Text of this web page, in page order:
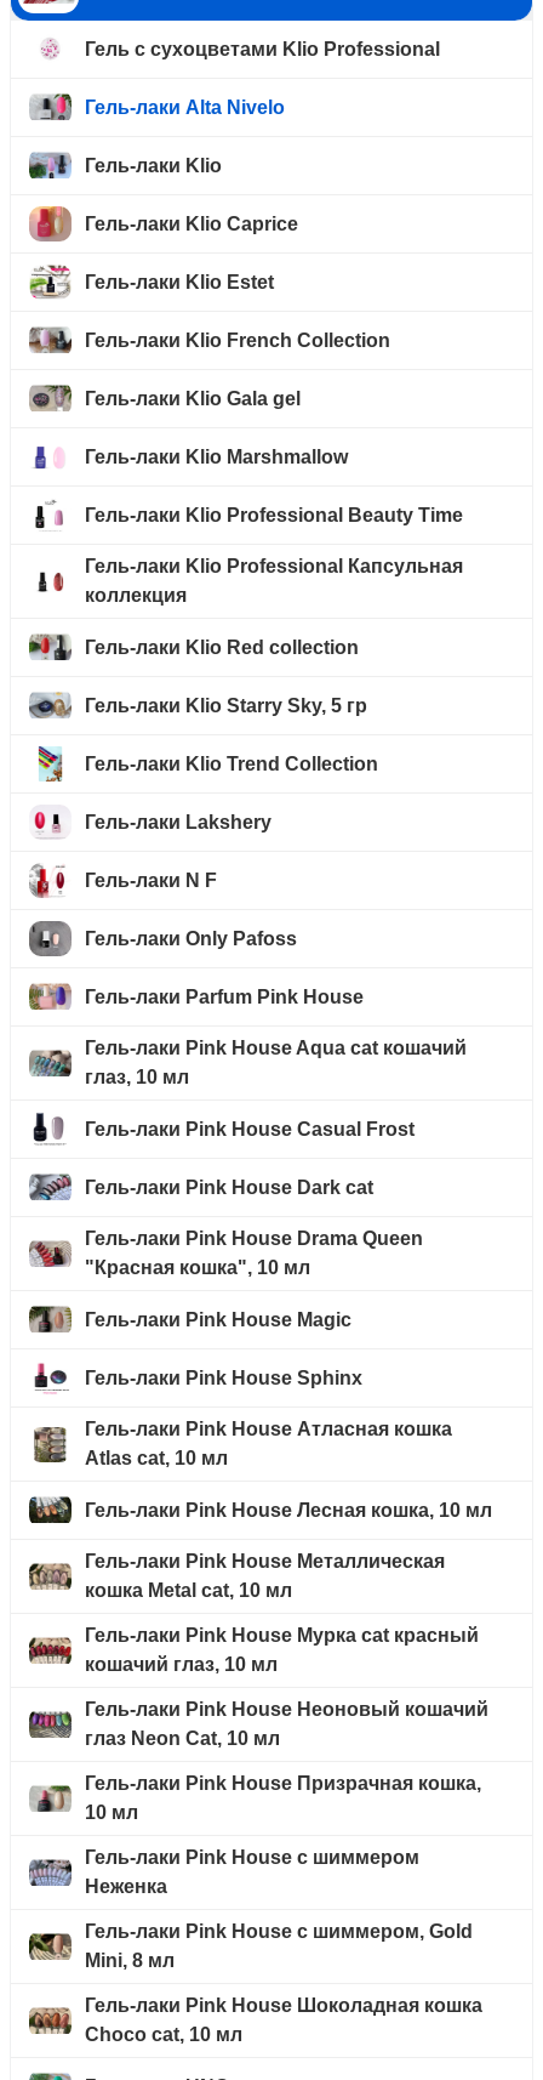
Гель с сухоцветами Klio Professional
Гель-лаки Alta Nivelo
Гель-лаки Klio
Гель-лаки Klio Caprice
Гель-лаки Klio Estet
Гель-лаки Klio French Collection
Гель-лаки Klio Gala gel
Гель-лаки Klio Marshmallow
Гель-лаки Klio Professional Beauty Time
Гель-лаки Klio Professional Капсульная
коллекция
Гель-лаки Klio Red collection
Гель-лаки Klio Starry Sky, 5 гр
Гель-лаки Klio Trend Collection
Гель-лаки Lakshery
Гель-лаки N F
Гель-лаки Only Pafoss
Гель-лаки Parfum Pink House
Гель-лаки Pink House Aqua cat кошачий
глаз, 10 мл
Гель-лаки Pink House Casual Frost
Гель-лаки Pink House Dark cat
Гель-лаки Pink House Drama Queen
"Красная кошка", 10 мл
Гель-лаки Pink House Magic
Гель-лаки Pink House Sphinx
Гель-лаки Pink House Атласная кошка
Atlas cat, 10 мл
Гель-лаки Pink House Лесная кошка, 10 мл
Гель-лаки Pink House Металлическая
кошка Metal cat, 10 мл
Гель-лаки Pink House Мурка cat красный
кошачий глаз, 10 мл
Гель-лаки Pink House Неоновый кошачий
глаз Neon Cat, 10 мл
Гель-лаки Pink House Призрачная кошка,
10 мл
Гель-лаки Pink House с шиммером
Неженка
Гель-лаки Pink House с шиммером, Gold
Mini, 8 мл
Гель-лаки Pink House Шоколадная кошка
Choco cat, 10 мл